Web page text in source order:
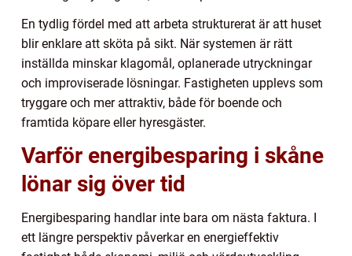
En tydlig fördel med att arbeta strukturerat är att huset
blir enklare att sköta på sikt. När systemen är rätt
inställda minskar klagomål, oplanerade utryckningar
och improviserade lösningar. Fastigheten upplevs som
tryggare och mer attraktiv, både för boende och
framtida köpare eller hyresgäster.
Varför energibesparing i skåne
lönar sig över tid
Energibesparing handlar inte bara om nästa faktura. I
ett längre perspektiv påverkar en energieffektiv